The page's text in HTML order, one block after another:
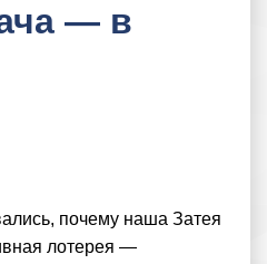
— в
почему наша Затея
лотерея —